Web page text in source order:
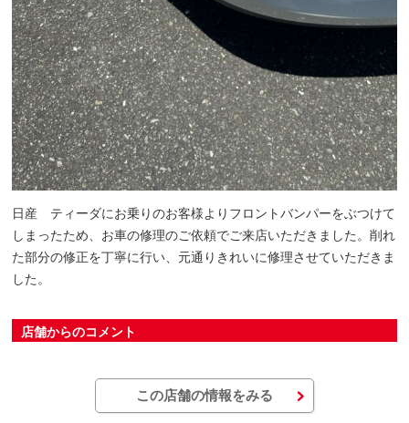
日産 ティーダにお乗りのお客様よりフロントバンパーをぶつけて
しまったため、お車の修理のご依頼でご来店いただきました。削れ
た部分の修正を丁寧に行い、元通りきれいに修理させていただきま
した。
店舗からのコメント
この店舗の情報をみる